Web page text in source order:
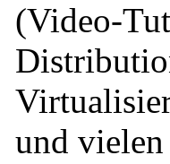
(Video-
und vielen